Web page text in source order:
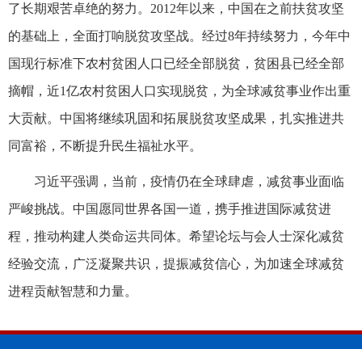
了长期艰苦卓绝的努力。2012年以来，中国在之前扶贫攻坚
的基础上，全面打响脱贫攻坚战。经过8年持续努力，今年中
国现行标准下农村贫困人口已经全部脱贫，贫困县已经全部
摘帽，近1亿农村贫困人口实现脱贫，为全球减贫事业作出重
大贡献。中国将继续巩固和拓展脱贫攻坚成果，扎实推进共
同富裕，不断提升民生福祉水平。
习近平强调，当前，疫情仍在全球肆虐，减贫事业面临
严峻挑战。中国愿同世界各国一道，携手推进国际减贫进
程，推动构建人类命运共同体。希望论坛与会人士深化减贫
经验交流，广泛凝聚共识，提振减贫信心，为加速全球减贫
进程贡献智慧和力量。